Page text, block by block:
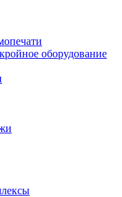
оборудование